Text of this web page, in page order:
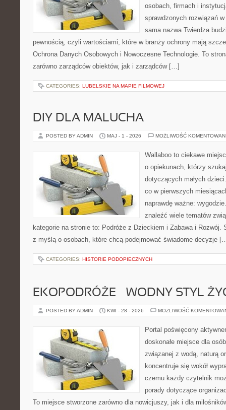
osobach, firmach i
sprawdzonych rozwiązań
sama nazwa Twierdza
pewnością, czyli wartościami, które w branży ochrony mają
Ochrona Danych Osobowych i Nowoczesne Technologie. To
zarówno zarządców obiektów, jak i zarządców […]
CATEGORIES: LUBELSKIE NA MAPIE FILMOWEJ
DIY DLA MALUCHA
POSTED BY ADMIN MAJ - 1 - 2026 MOŻLIWOŚĆ
Wallaboo to ciekawe
o opiekunach, którzy
dotyczących małych
co w pierwszych
naprawdę ważne:
znaleźć wiele tematów
kategorie na stronie to: Podróże z Dzieckiem i Zabawa i Rozwój.
z myślą o osobach, które chcą podejmować świadome decyzje
CATEGORIES: HISTORIE PODOPIECZNYCH
EKOPODRÓŻE – WODNY STYL
POSTED BY ADMIN KWI - 28 - 2026 MOŻLIWOŚĆ
Portal poświęcony
doskonałe miejsce dla
związanej z wodą, naturą
koncentruje się wokół
czemu każdy czytelnik
porady dotyczące
To miejsce stworzone zarówno dla nowicjuszy, jak i dla